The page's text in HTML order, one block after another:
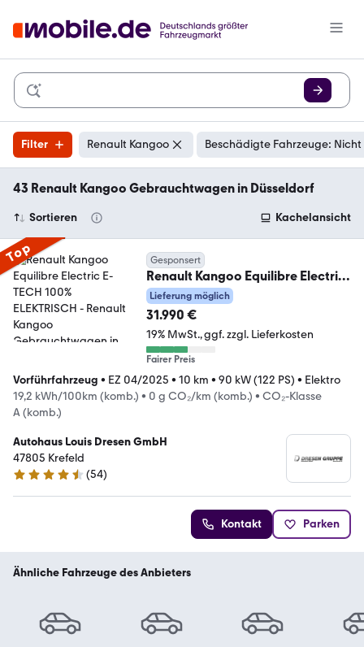
Filter Renault Kangoo Beschädigte Fahrzeuge:
43 Renault Kangoo Gebrauchtwagen in Düsseldorf
Sortieren Kachelansicht
Top Gesponsert
Renault Kangoo Equilibre Electric
E-TECH 100% ELEKTRISCH
Lieferung möglich
31.990 €
19% MwSt. ggf. zzgl. Lieferkosten
Fairer Preis
Vorführfahrzeug • EZ 04/2025 • 10 km • 90 kW (122 PS) • Elektro
19,2 kWh/100km (komb.) • 0 g CO₂/km (komb.) • CO₂-Klasse
A (komb.)
Autohaus Louis Dresen GmbH
47805 Krefeld
4.6 Sterne
(54)
Kontakt Parken
Ähnliche Fahrzeuge des Anbieters